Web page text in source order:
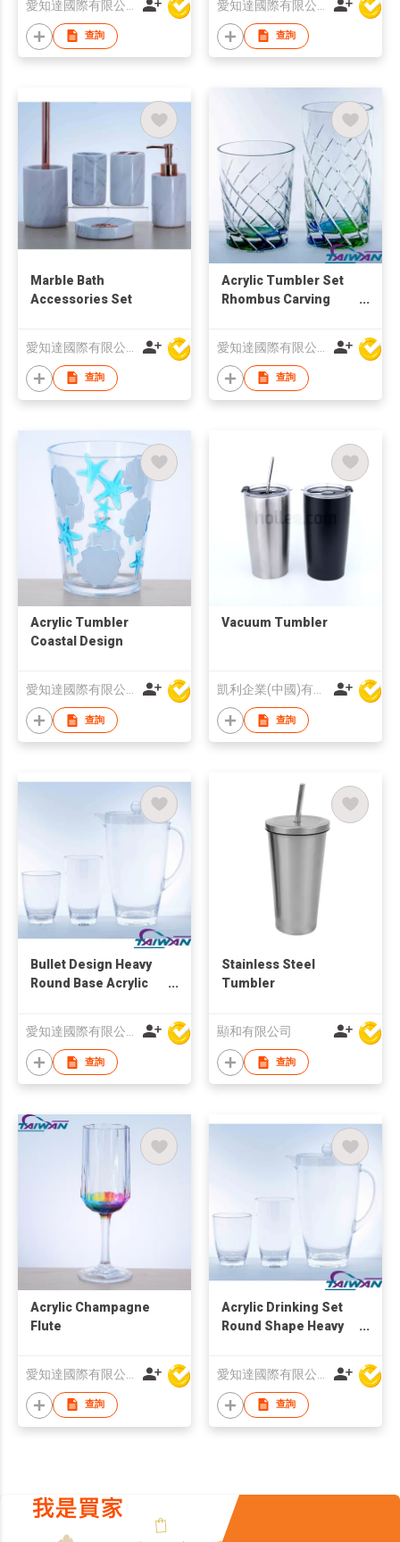
查詢 查詢
Marble Bath
Accessories Set
查詢
Acrylic Tumbler Set
Rhombus Carving
查詢
Acrylic Tumbler
Coastal Design
查詢
Vacuum Tumbler
查詢
Bullet Design Heavy
Round Base Acrylic
愛知達國際有限公司
查詢
Stainless Steel
Tumbler
顯和有限公司
查詢
Acrylic Champagne
Flute
查詢
Acrylic Drinking Set
Round Shape Heavy
查詢